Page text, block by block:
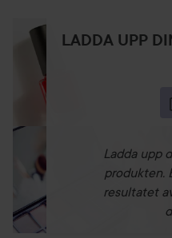
Användning:Applicera på
in i hår & hårbotten
skölj sedan. Avsluta alltid
Peelar/djuprengör
Tar bort oönskade
Djuprengör en
Förbereder håret att
Lugnar irriterad
LADDA UPP
Ladda upp
produkten.
resultatet